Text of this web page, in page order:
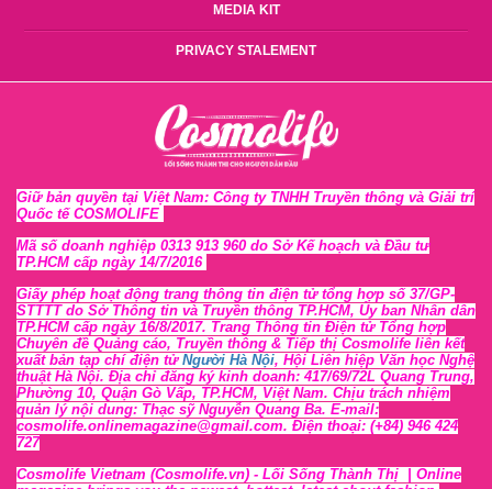
MEDIA KIT
PRIVACY STALEMENT
Giữ bản quyền tại Việt Nam: Công ty TNHH Truyền thông và Giải trí
Quốc tế COSMOLIFE
Mã số doanh nghiệp 0313 913 960 do Sở Kế hoạch và Đầu tư
TP.HCM cấp ngày 14/7/2016
Giấy phép hoạt động trang thông tin điện tử tổng hợp số 37/GP-
STTTT do Sở Thông tin và Truyền thông TP.HCM, Ủy ban Nhân dân
TP.HCM cấp ngày 16/8/2017. Trang Thông tin Điện tử Tổng hợp
Chuyên đề Quảng cáo, Truyền thông & Tiếp thị Cosmolife liên kết
xuất bản tạp chí điện tử Người Hà Nội, Hội Liên hiệp Văn học Nghệ
thuật Hà Nội. Địa chỉ đăng ký kinh doanh: 417/69/72L Quang Trung,
Phường 10, Quận Gò Vấp, TP.HCM, Việt Nam. Chịu trách nhiệm
quản lý nội dung: Thạc sỹ Nguyễn Quang Ba. E-mail:
cosmolife.onlinemagazine@gmail.com. Điện thoại: (+84) 946 424
727
Cosmolife Vietnam (Cosmolife.vn) - Lối Sống Thành Thị | Online